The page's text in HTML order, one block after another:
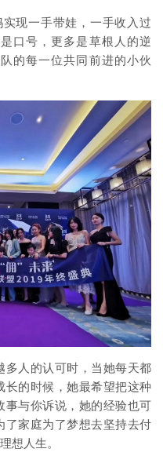
现一手带娃，一手收入过
口号，更多是草根人的逆
的每一位共同前进的小伙
多人的认可时，当她每天都
的时候，她最希望把这种
事与你诉说，她的经验也可
了家庭为了梦想去坚持去付
想人生。